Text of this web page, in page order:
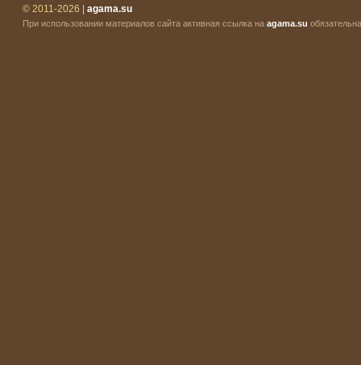
© 2011-2026 | agama.su
При использовании материалов сайта активная ссылка на agama.su